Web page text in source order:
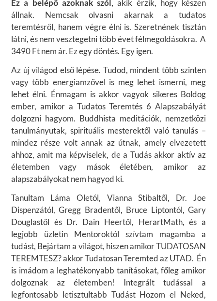
Ez a belépő azoknak szól, akik érzik, hogy készen
állnak. Nemcsak olvasni akarnak a tudatos
teremtésről, hanem végre élni is. Szeretnének tisztán
látni, és nem vesztegetni több évet félmegoldásokra. A
3490 Ft nem ár. Ez egy döntés. Egy igen.
Az új világod első lépése. Tudod, mindent több szinten
vagy több energiamzővel is meg lehet ismerni, meg
lehet élni. Énmagam is akkor vagyok sikeres Boldog
ember, amikor a Tudatos Teremtés 6 Alapszabályát
dolgozni hagyom. Buddhista meditációk, nemzetközi
tanulmányutak, spirituális mesterektől való tanulás –
mindez része volt annak az útnak, amely elvezetett
ahhoz, amit ma képviselek, de a Tudás akkor aktív az
életemben vagy mások életében, amikor az
alapszabályokat nem hagyod ki.
Tanultam Láma Oletól, Vianna Stibaltől, Dr. Joe
Dispenzától, Gregg Bradentől, Bruce Liptontól, Gary
Douglastől és Dr. Dain Heertől, HerartMath, és a
legjobb üzletin Mentoroktól szívtam magamba a
tudást, Bejártam a világot, hiszen amikor TUDATOSAN
TEREMTESZ? akkor Tudatosan Teremted az UTAD. Én
is imádom a leghatékonyabb tanításokat, főleg amikor
dolgoznak az életemben! Integrált tudással a
legfontosabb letisztultabb Tudást Hozom el Neked,